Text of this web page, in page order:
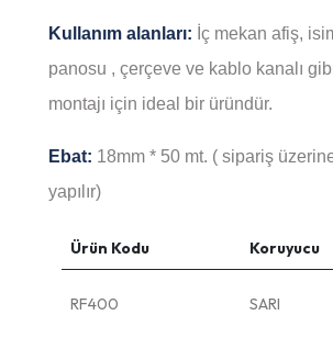
Kullanım alanları: İç mekan afiş,
panosu , çerçeve ve kablo kanalı
montajı için ideal bir üründür.
Ebat: 18mm * 50 mt. ( sipariş
yapılır)
Ürün Kodu Koruyucu
RF400 SARI